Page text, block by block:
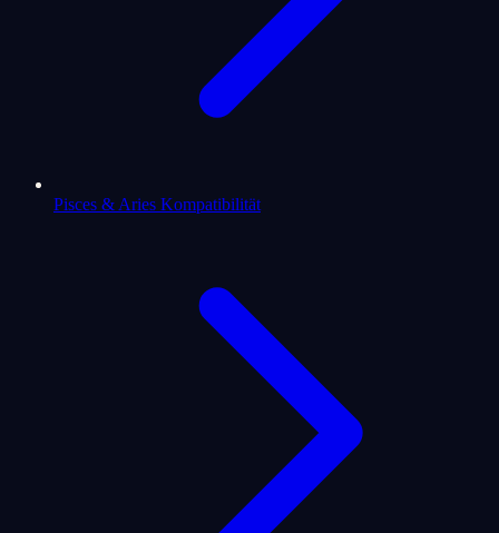
Pisces & Aries Kompatibilität